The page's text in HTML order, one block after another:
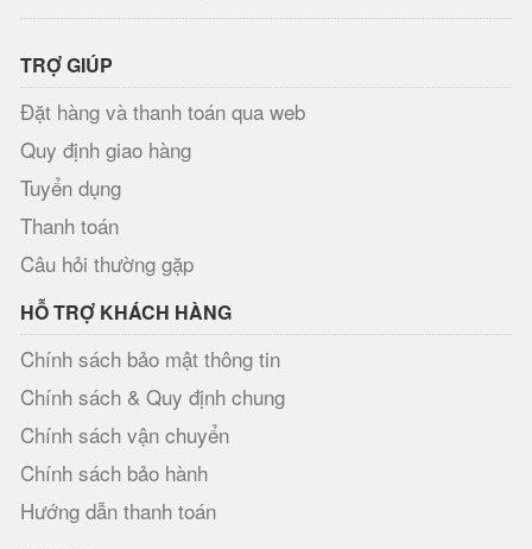
TRỢ GIÚP
Đặt hàng và thanh toán qua web
Quy định giao hàng
Tuyển dụng
Thanh toán
Câu hỏi thường gặp
HỖ TRỢ KHÁCH HÀNG
Chính sách bảo mật thông tin
Chính sách & Quy định chung
Chính sách vận chuyển
Chính sách bảo hành
Hướng dẫn thanh toán